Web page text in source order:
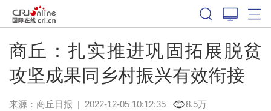
商丘：扎实推进巩固拓展脱贫
攻坚成果同乡村振兴有效衔接
来源： 商丘日报 | 2022-12-05 10:12:35 8.5万